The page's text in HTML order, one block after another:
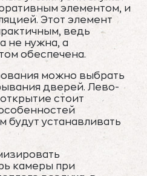
элементом, и
Этот элемент
ведь
не нужна, а
обеспечена.
можно выбрать
дверей. Лево-
стоит
будут устанавливать
камеры при